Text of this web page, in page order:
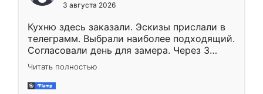
3 августа 2026
Кухню здесь заказали. Эскизы прислали в
телеграмм. Выбрали наиболее подходящий.
Согласовали день для замера. Через 3
недели кухня была уже готова. Остались
довольны работой. Спасибо Ренессанс
мебель за качественную работу!
Читать полностью